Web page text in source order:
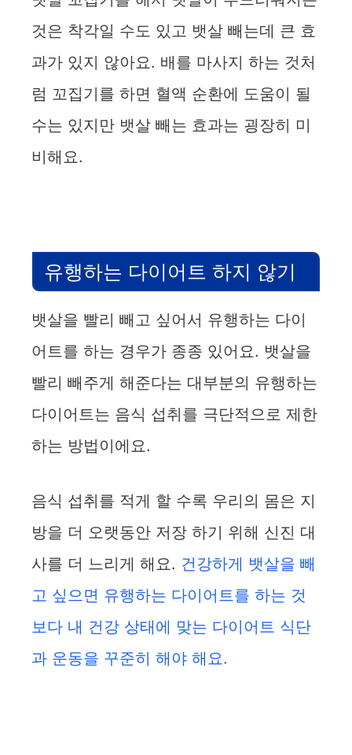
것은 착각일 수도 있고 뱃살 빼는데 큰 효
과가 있지 않아요. 배를 마사지 하는 것처
럼 꼬집기를 하면 혈액 순환에 도움이 될
수는 있지만 뱃살 빼는 효과는 굉장히 미
비해요.
유행하는 다이어트 하지 않기
뱃살을 빨리 빼고 싶어서 유행하는 다이
어트를 하는 경우가 종종 있어요. 뱃살을
빨리 빼주게 해준다는 대부분의 유행하는
다이어트는 음식 섭취를 극단적으로 제한
하는 방법이에요.
음식 섭취를 적게 할 수록 우리의 몸은 지
방을 더 오랫동안 저장 하기 위해 신진 대
사를 더 느리게 해요. 건강하게 뱃살을 빼
고 싶으면 유행하는 다이어트를 하는 것
보다 내 건강 상태에 맞는 다이어트 식단
과 운동을 꾸준히 해야 해요.